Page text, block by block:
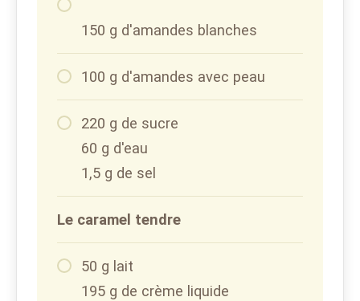
150 g d'amandes blanches
100 g d'amandes avec peau
220 g de sucre
60 g d'eau
1,5 g de sel
Le caramel tendre
50 g lait
195 g de crème liquide